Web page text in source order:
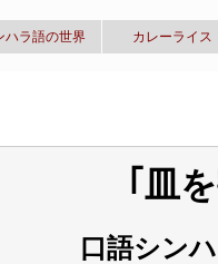
ハラ語の世界 カレーライス
｢皿
口語シン